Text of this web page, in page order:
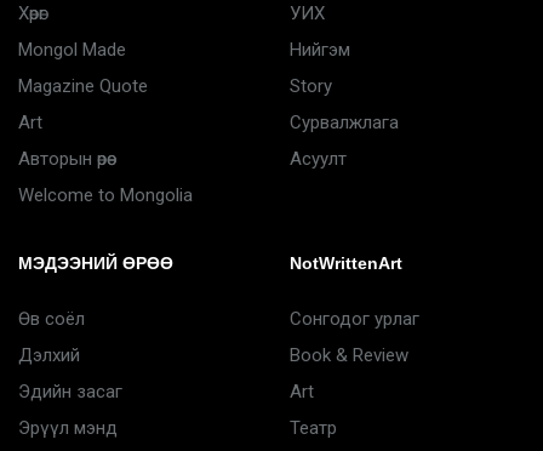
Хөрөг
Mongol Made
Magazine Quote
Art
Авторын өрөө
Welcome to Mongolia
УИХ
Нийгэм
Story
Сурвалжлага
Асуулт
МЭДЭЭНИЙ ӨРӨӨ
Өв соёл
Дэлхий
Эдийн засаг
Эрүүл мэнд
NotWrittenArt
Сонгодог урлаг
Book & Review
Art
Театр